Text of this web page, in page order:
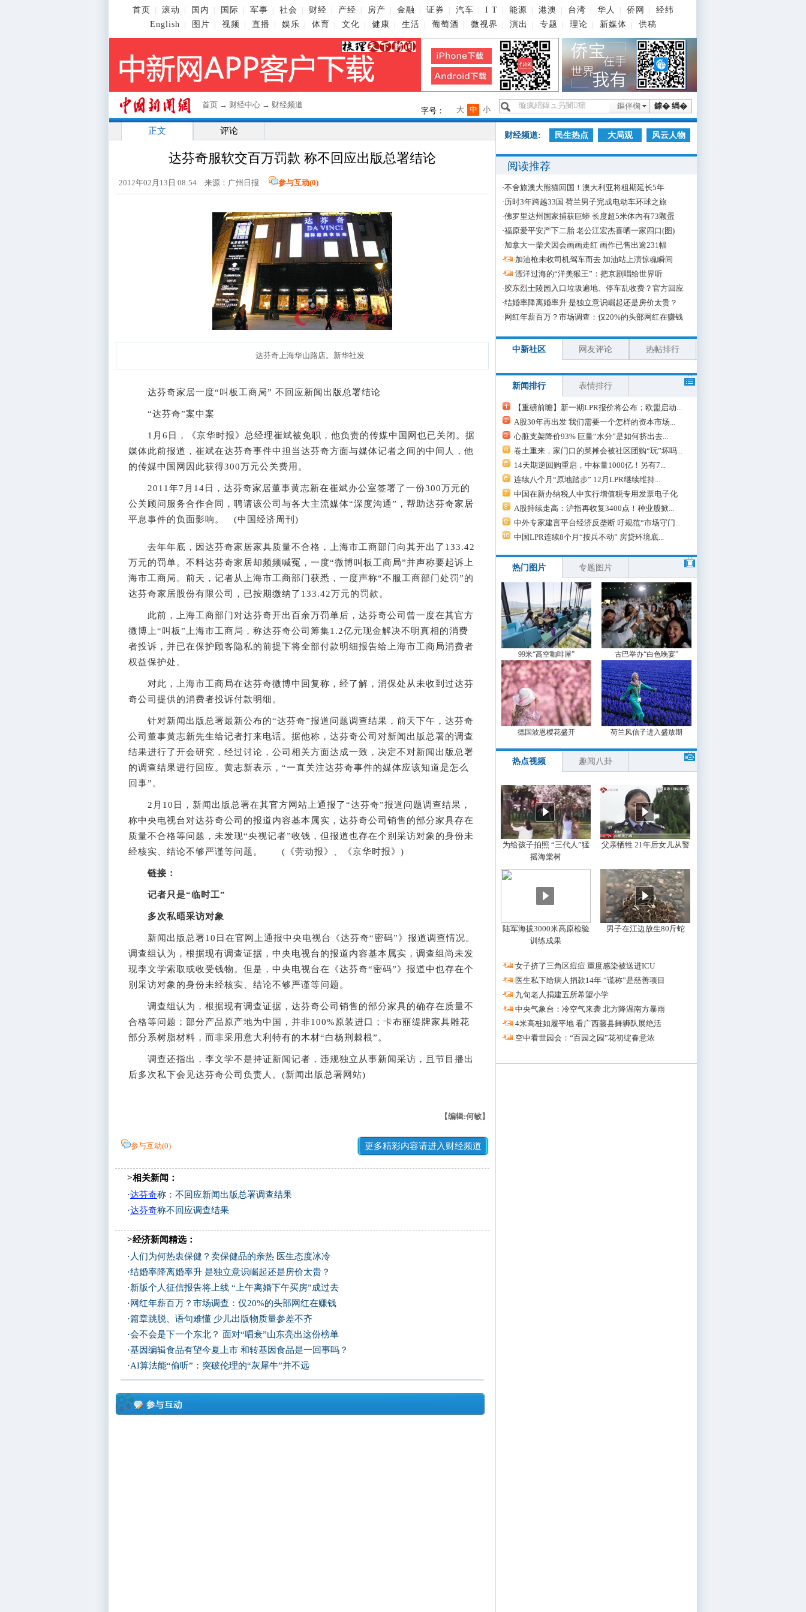
首页 滚动 国内 国际 军事 社会 财经 产经 房产 金融 证券 汽车 I T 能源 港澳 台湾 华人 侨网
经纬
English
图片 视频 直播 娱乐 体育 文化 健康 生活 葡萄酒 微视界 演出 专题 理论 新媒体 供稿
首页 → 财经中心 → 财经频道 鎼� 绱�
鏂伴椈
字号： 小
中
大
正文 评论
达芬奇服软交百万罚款 称不回应出版总署结论
2012年02月13日 08:54 来源：广州日报 参与互动(0)
达芬奇上海华山路店。新华社发
达芬奇家居一度“叫板工商局” 不回应新闻出版总署结论
“达芬奇”案中案
1月6日，《京华时报》总经理崔斌被免职，他负责的传媒中国网也已关闭。据
媒体此前报道，崔斌在达芬奇事件中担当达芬奇方面与媒体记者之间的中间人，他
的传媒中国网因此获得300万元公关费用。
2011年7月14日，达芬奇家居董事黄志新在崔斌办公室签署了一份300万元的
公关顾问服务合作合同，聘请该公司与各大主流媒体“深度沟通”，帮助达芬奇家居
平息事件的负面影响。 (中国经济周刊)
去年年底，因达芬奇家居家具质量不合格，上海市工商部门向其开出了133.42
万元的罚单。不料达芬奇家居却频频喊冤，一度“微博叫板工商局”并声称要起诉上
海市工商局。前天，记者从上海市工商部门获悉，一度声称“不服工商部门处罚”的
达芬奇家居股份有限公司，已按期缴纳了133.42万元的罚款。
此前，上海工商部门对达芬奇开出百余万罚单后，达芬奇公司曾一度在其官方
微博上“叫板”上海市工商局，称达芬奇公司筹集1.2亿元现金解决不明真相的消费
者投诉，并已在保护顾客隐私的前提下将全部付款明细报告给上海市工商局消费者
权益保护处。
对此，上海市工商局在达芬奇微博中回复称，经了解，消保处从未收到过达芬
奇公司提供的消费者投诉付款明细。
针对新闻出版总署最新公布的“达芬奇”报道问题调查结果，前天下午，达芬奇
公司董事黄志新先生给记者打来电话。据他称，达芬奇公司对新闻出版总署的调查
结果进行了开会研究，经过讨论，公司相关方面达成一致，决定不对新闻出版总署
的调查结果进行回应。黄志新表示，“一直关注达芬奇事件的媒体应该知道是怎么
回事”。
2月10日，新闻出版总署在其官方网站上通报了“达芬奇”报道问题调查结果，
称中央电视台对达芬奇公司的报道内容基本属实，达芬奇公司销售的部分家具存在
质量不合格等问题，未发现“央视记者”收钱，但报道也存在个别采访对象的身份未
经核实、结论不够严谨等问题。 (《劳动报》、《京华时报》)
链接：
记者只是“临时工”
多次私晤采访对象
新闻出版总署10日在官网上通报中央电视台《达芬奇“密码”》报道调查情况。
调查组认为，根据现有调查证据，中央电视台的报道内容基本属实，调查组尚未发
现李文学索取或收受钱物。但是，中央电视台在《达芬奇“密码”》报道中也存在个
别采访对象的身份未经核实、结论不够严谨等问题。
调查组认为，根据现有调查证据，达芬奇公司销售的部分家具的确存在质量不
合格等问题；部分产品原产地为中国，并非100%原装进口；卡布丽缇牌家具雕花
部分系树脂材料，而非采用意大利特有的木材“白杨荆棘根”。
调查还指出，李文学不是持证新闻记者，违规独立从事新闻采访，且节目播出
后多次私下会见达芬奇公司负责人。(新闻出版总署网站)
【编辑:何敏】
参与互动(0) 更多精彩内容请进入财经频道
>相关新闻：
·达芬奇称：不回应新闻出版总署调查结果
·达芬奇称不回应调查结果
>经济新闻精选：
·人们为何热衷保健？卖保健品的亲热 医生态度冰冷
·结婚率降离婚率升 是独立意识崛起还是房价太贵？
·新版个人征信报告将上线 “上午离婚下午买房”成过去
·网红年薪百万？市场调查：仅20%的头部网红在赚钱
·篇章跳脱、语句难懂 少儿出版物质量参差不齐
·会不会是下一个东北？ 面对“唱衰”山东亮出这份榜单
·基因编辑食品有望今夏上市 和转基因食品是一回事吗？
·AI算法能“偷听”：突破伦理的“灰犀牛”并不远
财经频道: 民生热点 大局观 风云人物
阅读推荐
·不舍旅澳大熊猫回国！澳大利亚将租期延长5年
·历时3年跨越33国 荷兰男子完成电动车环球之旅
·佛罗里达州国家捕获巨蟒 长度超5米体内有73颗蛋
·福原爱平安产下二胎 老公江宏杰喜晒一家四口(图)
·加拿大一柴犬因会画画走红 画作已售出逾231幅
·
加油枪未收司机驾车而去 加油站上演惊魂瞬间
·
漂洋过海的“洋美猴王”：把京剧唱给世界听
·胶东烈士陵园入口垃圾遍地、停车乱收费？官方回应
·结婚率降离婚率升 是独立意识崛起还是房价太贵？
· 网红年薪百万？市场调查：仅20%的头部网红在赚钱
中新社区 网友评论 热帖排行
新闻排行 表情排行
【重磅前瞻】新一期LPR报价将公布；欧盟启动...
A股30年再出发 我们需要一个怎样的资本市场...
心脏支架降价93% 巨量“水分”是如何挤出去...
卷土重来，家门口的菜摊会被社区团购“玩”坏吗...
14天期逆回购重启，中标量1000亿！另有7...
连续八个月“原地踏步” 12月LPR继续维持...
中国在新办纳税人中实行增值税专用发票电子化
A股持续走高：沪指再收复3400点！种业股掀...
中外专家建言平台经济反垄断 吁规范“市场守门...
中国LPR连续8个月“按兵不动” 房贷环境底...
热门图片 专题图片
99米“高空咖啡屋” 古巴举办“白色晚宴”
德国波恩樱花盛开 荷兰风信子进入盛放期
热点视频 趣闻八卦
为给孩子拍照 “三代人”猛
摇海棠树
父亲牺牲 21年后女儿从警
陆军海拔3000米高原检验
训练成果
男子在江边放生80斤蛇
·
女子挤了三角区痘痘 重度感染被送进ICU
·
医生私下给病人捐款14年 “谎称”是慈善项目
·
九旬老人捐建五所希望小学
·
中央气象台：冷空气来袭 北方降温南方暴雨
·
4米高桩如履平地 看广西藤县舞狮队展绝活
·
空中看世园会：“百园之园”花初绽春意浓